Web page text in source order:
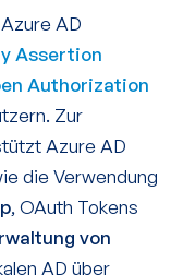
AD
Assertion
Authorization
Zur
Azure AD
die Verwendung
, OAuth Tokens
von
AD über